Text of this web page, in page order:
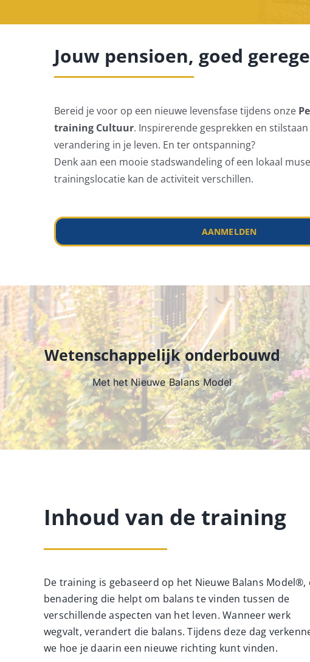
Jouw pensioen, goed
Bereid je voor op een nieuwe levensfase tijdens onze
training Cultuur. Inspirerende gesprekken en
verandering in je leven. En ter ontspanning?
Denk aan een mooie stadswandeling of een lokaal
trainingslocatie kan de activiteit verschillen.
AANMELDEN
Wetenschappelijk onderbouwd
Met het Nieuwe Balans Model
Inhoud van de training
De training is gebaseerd op het Nieuwe Balans Model®,
benadering die helpt om balans te vinden tussen de
verschillende aspecten van het leven. Wanneer werk
wegvalt, verandert die balans. Tijdens deze dag
we hoe je daarin een nieuwe richting kunt vinden.